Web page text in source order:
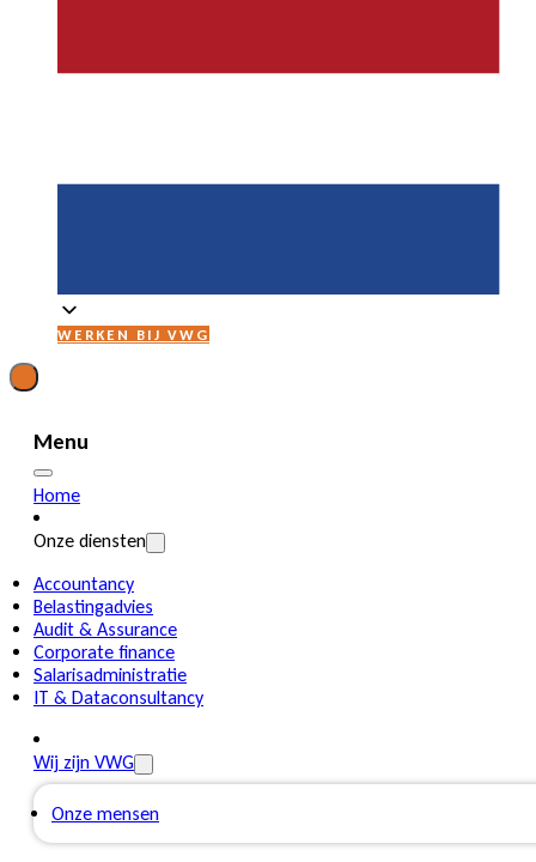
WERKEN BIJ VWG
Menu
Home
Onze diensten
Accountancy
Belastingadvies
Audit & Assurance
Corporate finance
Salarisadministratie
IT & Dataconsultancy
Wij zijn VWG
Onze mensen